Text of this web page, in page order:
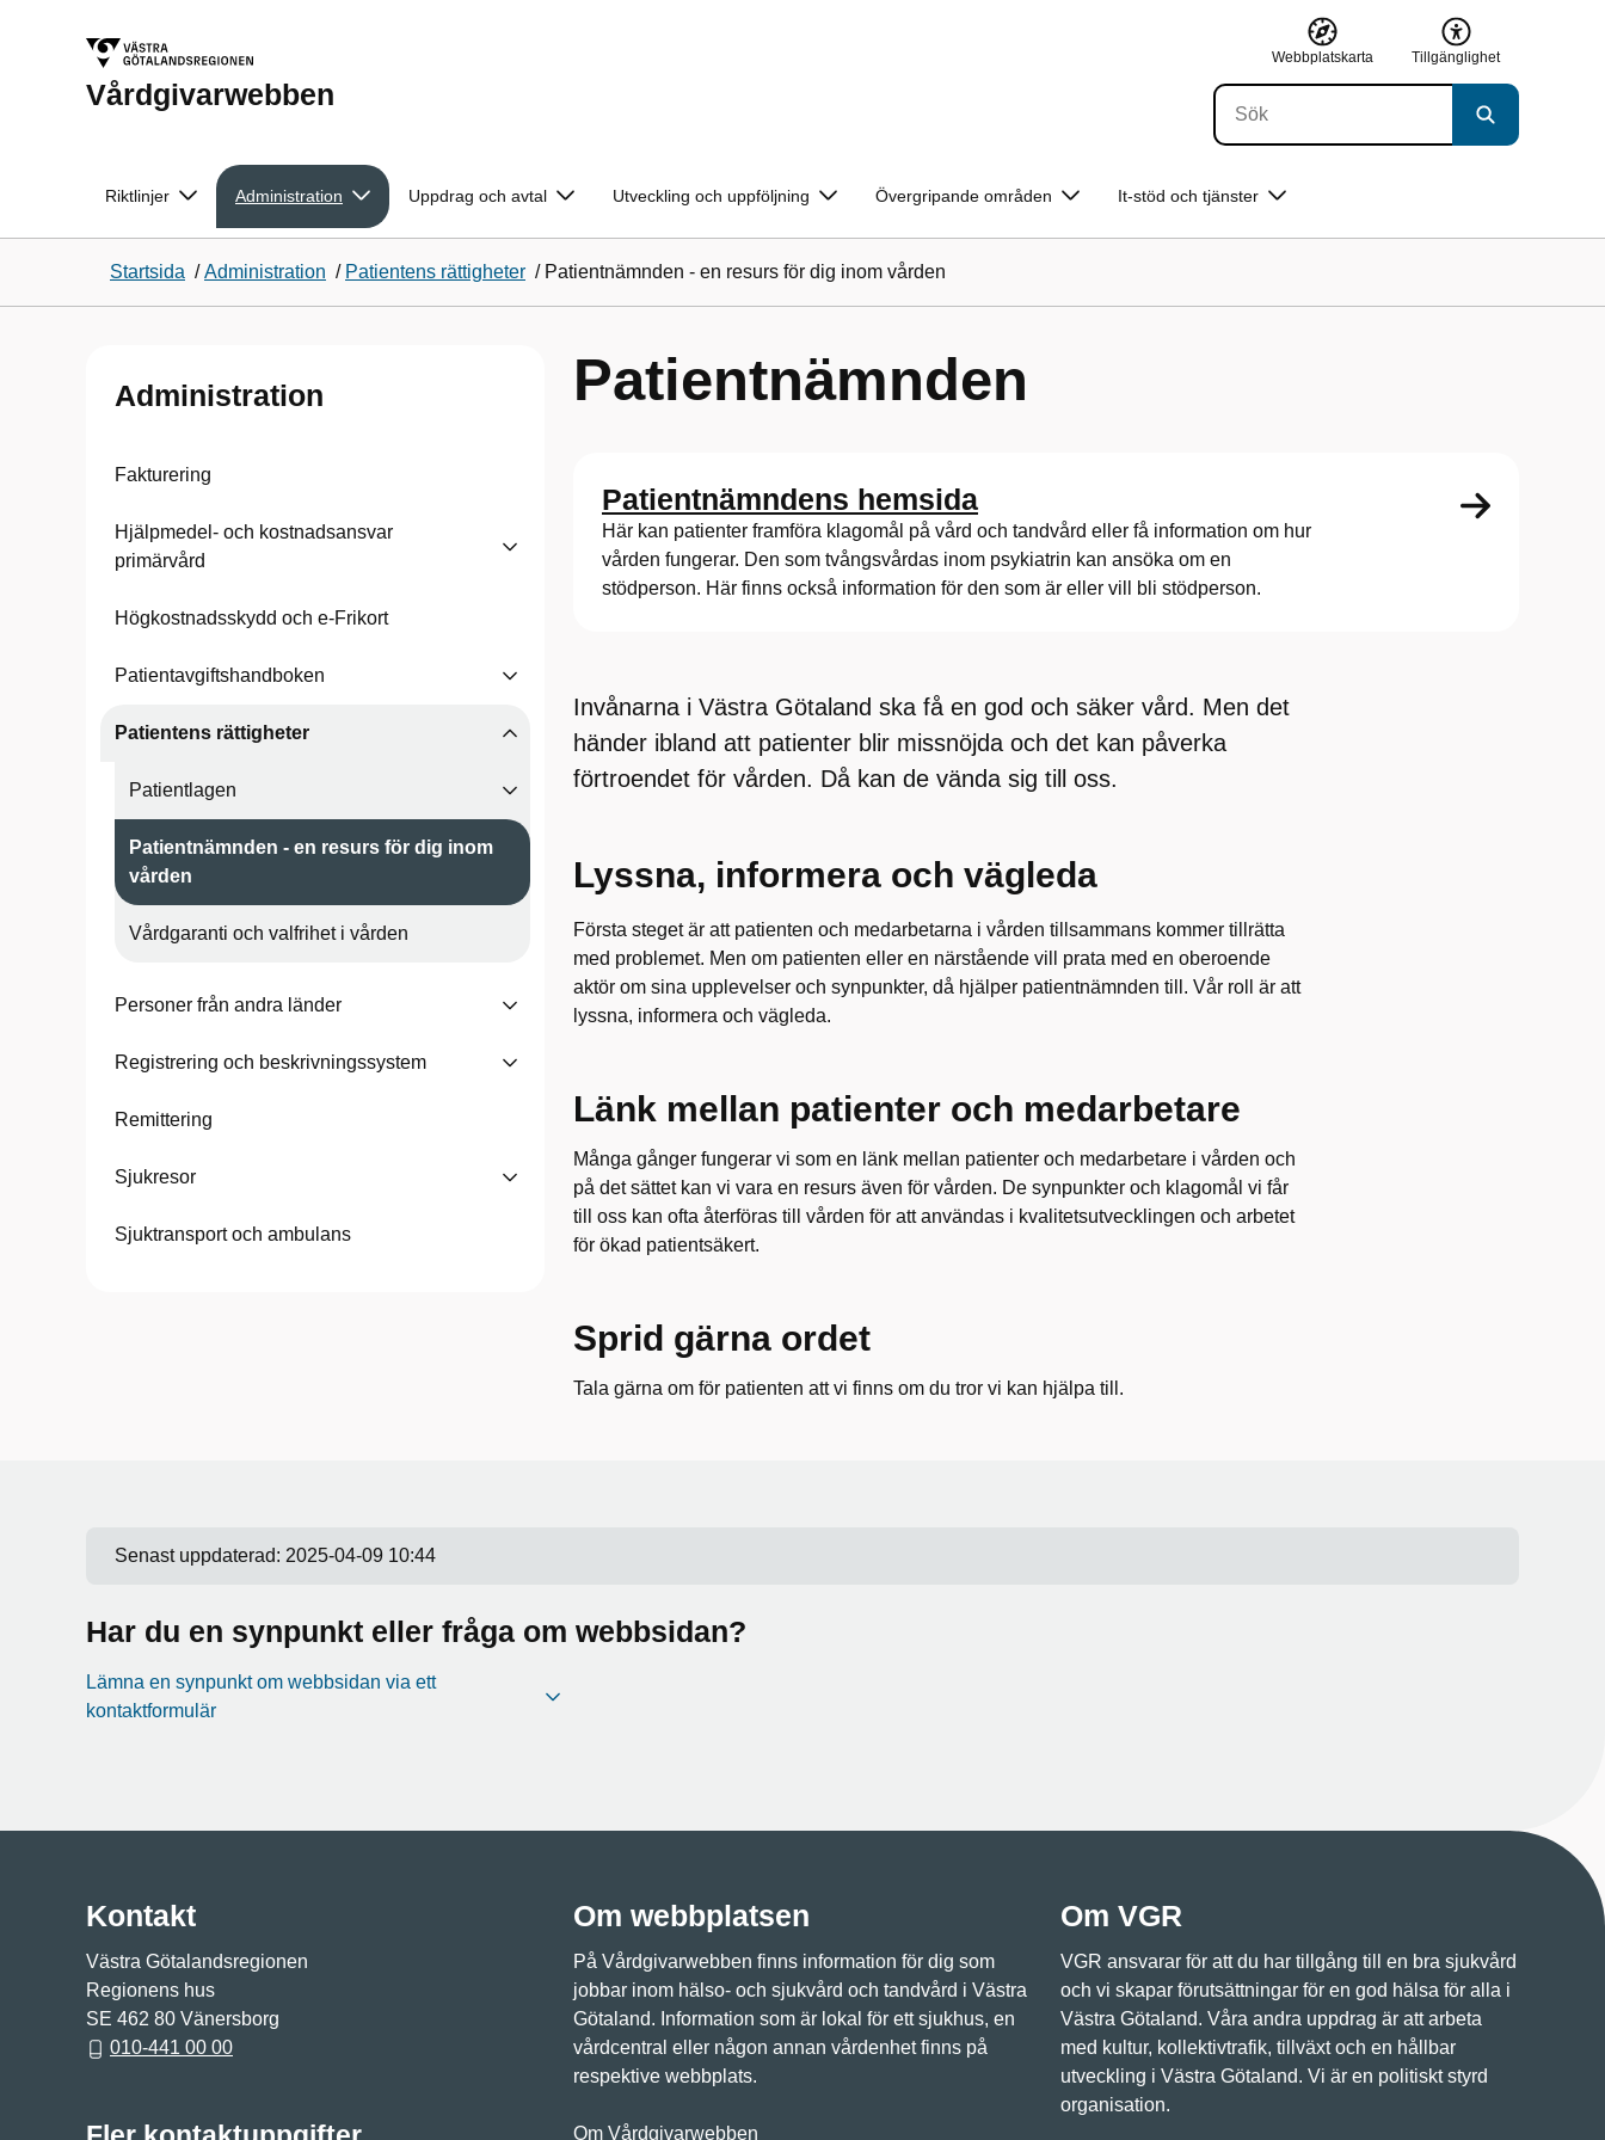
Vårdgivarwebben
Webbplatskarta Tillgänglighet
Riktlinjer Administration Uppdrag och avtal Utveckling och uppföljning Övergripande områden It-stöd och tjänster
Startsida /Administration / Patientens rättigheter / Patientnämnden - en resurs för dig inom vården
Administration
Fakturering
Hjälpmedel- och kostnadsansvar
primärvård
Högkostnadsskydd och e-Frikort
Patientavgiftshandboken
Patientens rättigheter
Patientlagen
Patientnämnden - en resurs för dig inom
vården
Vårdgaranti och valfrihet i vården
Personer från andra länder
Registrering och beskrivningssystem
Remittering
Sjukresor
Sjuktransport och ambulans
Patientnämnden
Patientnämndens hemsida
Här kan patienter framföra klagomål på vård och tandvård eller få information om hur
vården fungerar. Den som tvångsvårdas inom psykiatrin kan ansöka om en
stödperson. Här finns också information för den som är eller vill bli stödperson.
Invånarna i Västra Götaland ska få en god och säker vård. Men det
händer ibland att patienter blir missnöjda och det kan påverka
förtroendet för vården. Då kan de vända sig till oss.
Lyssna, informera och vägleda
Första steget är att patienten och medarbetarna i vården tillsammans kommer tillrätta
med problemet. Men om patienten eller en närstående vill prata med en oberoende
aktör om sina upplevelser och synpunkter, då hjälper patientnämnden till. Vår roll är att
lyssna, informera och vägleda.
Länk mellan patienter och medarbetare
Många gånger fungerar vi som en länk mellan patienter och medarbetare i vården och
på det sättet kan vi vara en resurs även för vården. De synpunkter och klagomål vi får
till oss kan ofta återföras till vården för att användas i kvalitetsutvecklingen och arbetet
för ökad patientsäkert.
Sprid gärna ordet
Tala gärna om för patienten att vi finns om du tror vi kan hjälpa till.
Senast uppdaterad: 2025-04-09 10:44
Har du en synpunkt eller fråga om webbsidan?
Lämna en synpunkt om webbsidan via ett
kontaktformulär
Kontakt
Västra Götalandsregionen
Regionens hus
SE 462 80 Vänersborg
010-441 00 00
Om webbplatsen
På Vårdgivarwebben finns information för dig som
jobbar inom hälso- och sjukvård och tandvård i Västra
Götaland. Information som är lokal för ett sjukhus, en
vårdcentral eller någon annan vårdenhet finns på
respektive webbplats.
Om Vårdgivarwebben
Om VGR
VGR ansvarar för att du har tillgång till en bra sjukvård
och vi skapar förutsättningar för en god hälsa för alla i
Västra Götaland. Våra andra uppdrag är att arbeta
med kultur, kollektivtrafik, tillväxt och en hållbar
utveckling i Västra Götaland. Vi är en politiskt styrd
organisation.